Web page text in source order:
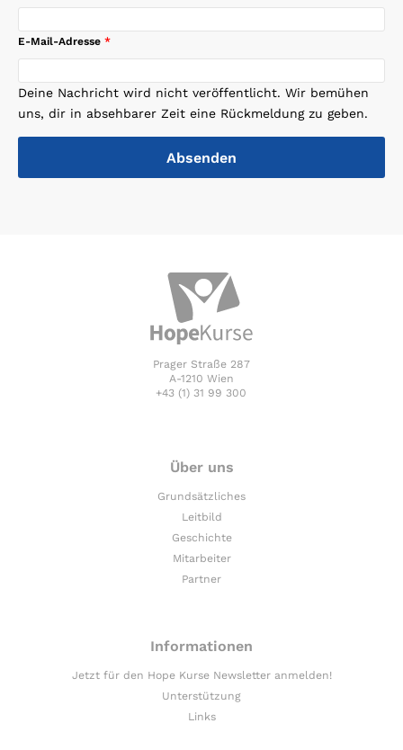
E-Mail-Adresse *
Deine Nachricht wird nicht veröffentlicht. Wir bemühen
uns, dir in absehbarer Zeit eine Rückmeldung zu geben.
Prager Straße 287
A-1210 Wien
+43 (1) 31 99 300
Über uns
Grundsätzliches
Leitbild
Geschichte
Mitarbeiter
Partner
Informationen
Jetzt für den Hope Kurse Newsletter anmelden!
Unterstützung
Links